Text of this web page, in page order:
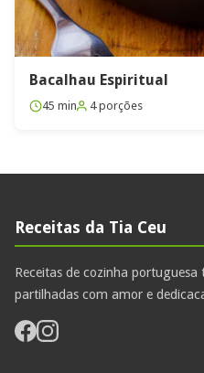
Bacalhau Espiritual
45 min 4 porções
Receitas da Tia Ceu
Receitas de cozinha portuguesa
partilhadas com amor e